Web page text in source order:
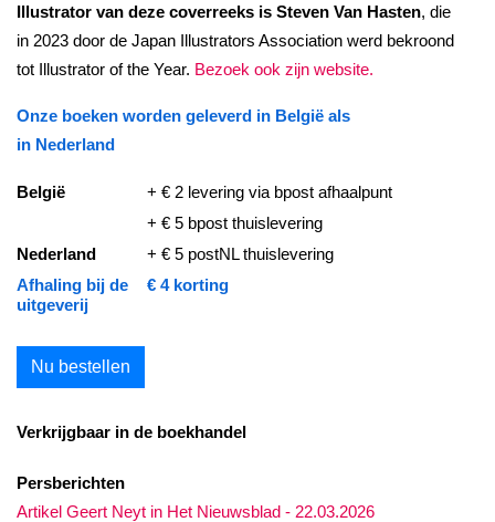
Illustrator van deze coverreeks is Steven Van Hasten, die
in 2023 door de Japan Illustrators Association werd bekroond
tot Illustrator of the Year. Bezoek ook zijn website.
Onze boeken worden geleverd in België als
in Nederland
België
+ € 2 levering via bpost afhaalpunt
+ € 5 bpost thuislevering
Nederland
+ € 5 postNL thuislevering
Afhaling bij de
uitgeverij
€ 4 korting
Nu bestellen
Verkrijgbaar in de boekhandel
Persberichten
Artikel Geert Neyt in Het Nieuwsblad - 22.03.2026